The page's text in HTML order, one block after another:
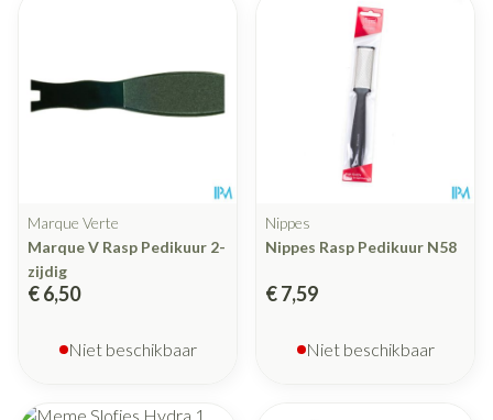
Marque Verte
Marque V Rasp Pedikuur 2-
zijdig
€ 6,50
Niet beschikbaar
Nippes
Nippes Rasp Pedikuur N58
€ 7,59
Niet beschikbaar